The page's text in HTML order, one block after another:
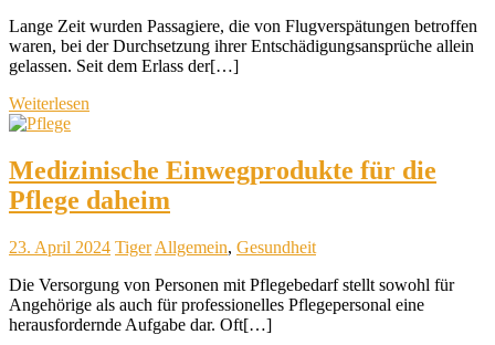
Lange Zeit wurden Passagiere, die von Flugverspätungen betroffen
waren, bei der Durchsetzung ihrer Entschädigungsansprüche allein
gelassen. Seit dem Erlass der[…]
Weiterlesen
Medizinische Einwegprodukte für die
Pflege daheim
23. April 2024 Tiger Allgemein, Gesundheit
Die Versorgung von Personen mit Pflegebedarf stellt sowohl für
Angehörige als auch für professionelles Pflegepersonal eine
herausfordernde Aufgabe dar. Oft[…]